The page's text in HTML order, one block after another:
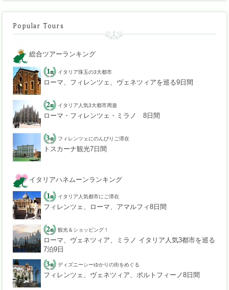
Popular Tours
総合ツアーランキング
イタリア珠玉の3大都市
ローマ、フィレンツェ、ヴェネツィアを巡る9日間
イタリア人気3大都市周遊
ローマ・フィレンツェ・ミラノ 8日間
フィレンツェにのんびりご滞在
トスカーナ観光7日間
イタリアハネムーンランキング
イタリア人気都市にご滞在
フィレンツェ、ローマ、アマルフィ8日間
観光＆ショッピング！
ローマ、ヴェネツィア、ミラノ イタリア人気3都市を巡る
7泊9日
ディズニーシーゆかりの街をめぐる
フィレンツェ、ヴェネツィア、ポルトフィーノ8日間